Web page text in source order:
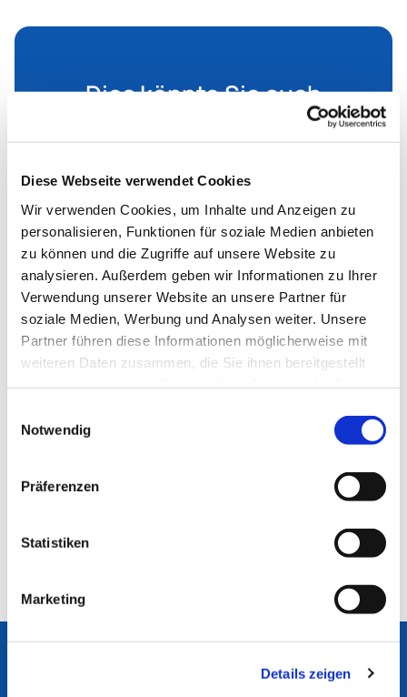
Diese Webseite verwendet Cookies
Wir verwenden Cookies, um Inhalte und Anzeigen zu
personalisieren, Funktionen für soziale Medien anbieten
zu können und die Zugriffe auf unsere Website zu
analysieren. Außerdem geben wir Informationen zu Ihrer
Verwendung unserer Website an unsere Partner für
soziale Medien, Werbung und Analysen weiter. Unsere
Partner führen diese Informationen möglicherweise mit
weiteren Daten zusammen, die Sie ihnen bereitgestellt
Notwendig
Präferenzen
Statistiken
Marketing
Details zeigen
Dies könnte Sie auch